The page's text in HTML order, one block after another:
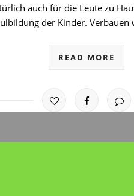
auch für die Leute zu
der Kinder.
READ MORE